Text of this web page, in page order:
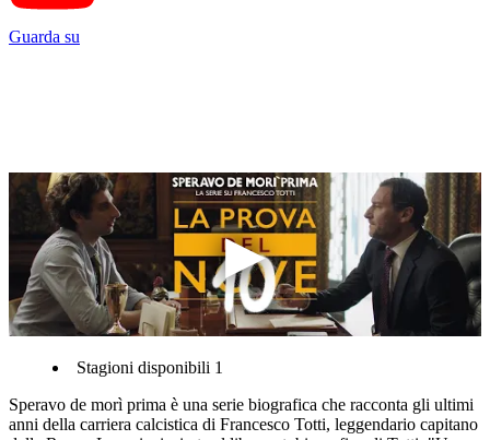
Guarda su
Stagioni disponibili 1
Speravo de morì prima è una serie biografica che racconta gli ultimi
anni della carriera calcistica di Francesco Totti, leggendario capitano